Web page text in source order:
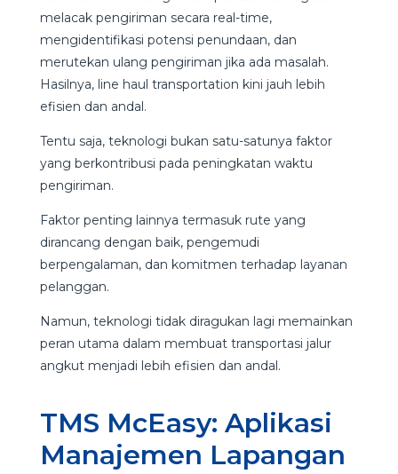
melacak pengiriman secara real-time,
mengidentifikasi potensi penundaan, dan
merutekan ulang pengiriman jika ada masalah.
Hasilnya, line haul transportation kini jauh lebih
efisien dan andal.
Tentu saja, teknologi bukan satu-satunya faktor
yang berkontribusi pada peningkatan waktu
pengiriman.
Faktor penting lainnya termasuk rute yang
dirancang dengan baik, pengemudi
berpengalaman, dan komitmen terhadap layanan
pelanggan.
Namun, teknologi tidak diragukan lagi memainkan
peran utama dalam membuat transportasi jalur
angkut menjadi lebih efisien dan andal.
TMS McEasy: Aplikasi
Manajemen Lapangan